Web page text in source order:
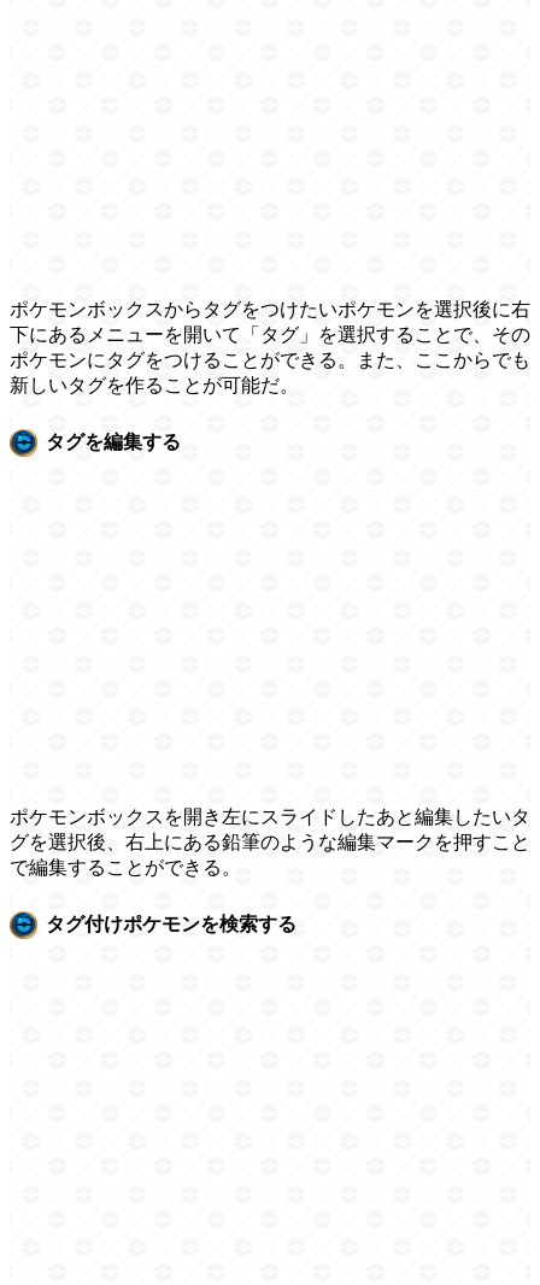
ポケモンボックスからタグをつけたいポケモンを選択後に右
下にあるメニューを開いて「タグ」を選択することで、その
ポケモンにタグをつけることができる。また、ここからでも
新しいタグを作ることが可能だ。
タグを編集する
ポケモンボックスを開き左にスライドしたあと編集したいタ
グを選択後、右上にある鉛筆のような編集マークを押すこと
で編集することができる。
タグ付けポケモンを検索する